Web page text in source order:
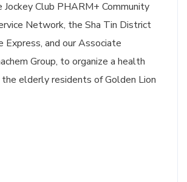
Jockey Club PHARM+ Community
Network, the Sha Tin District
Express, and our Associate
Group, to organize a health
elderly residents of Golden Lion